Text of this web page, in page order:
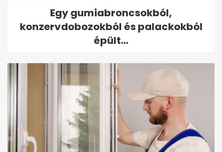
Egy gumiabroncsokból,
konzervdobozokból és palackokból
épült...